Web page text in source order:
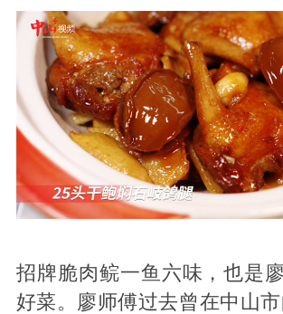
招牌脆肉鲩一鱼六味，也是
好菜。廖师傅过去曾在中山市